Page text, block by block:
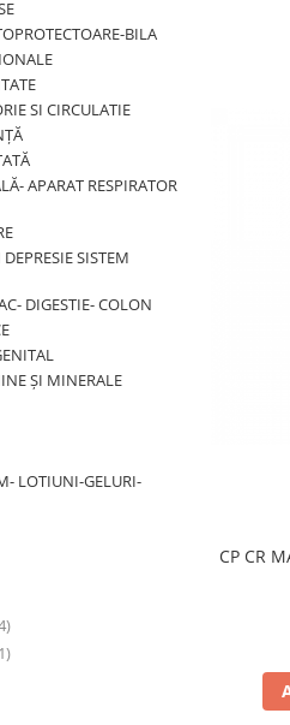
BILA
SI CIRCULATIE
APARAT RESPIRATOR
SISTEM
DIGESTIE- COLON
ȘI MINERALE
LOTIUNI-GELURI-
CP CR